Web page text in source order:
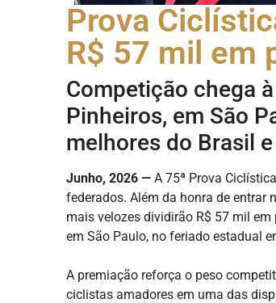
Prova
R$ 57 mil em
Competição chega
Pinheiros, em São
melhores do Brasil
Junho, 2026 — A 75ª Prova
federados. Além da honra de
mais velozes dividirão R$ 57 mil
em São Paulo, no feriado estadual
A premiação reforça o peso
ciclistas amadores em uma das